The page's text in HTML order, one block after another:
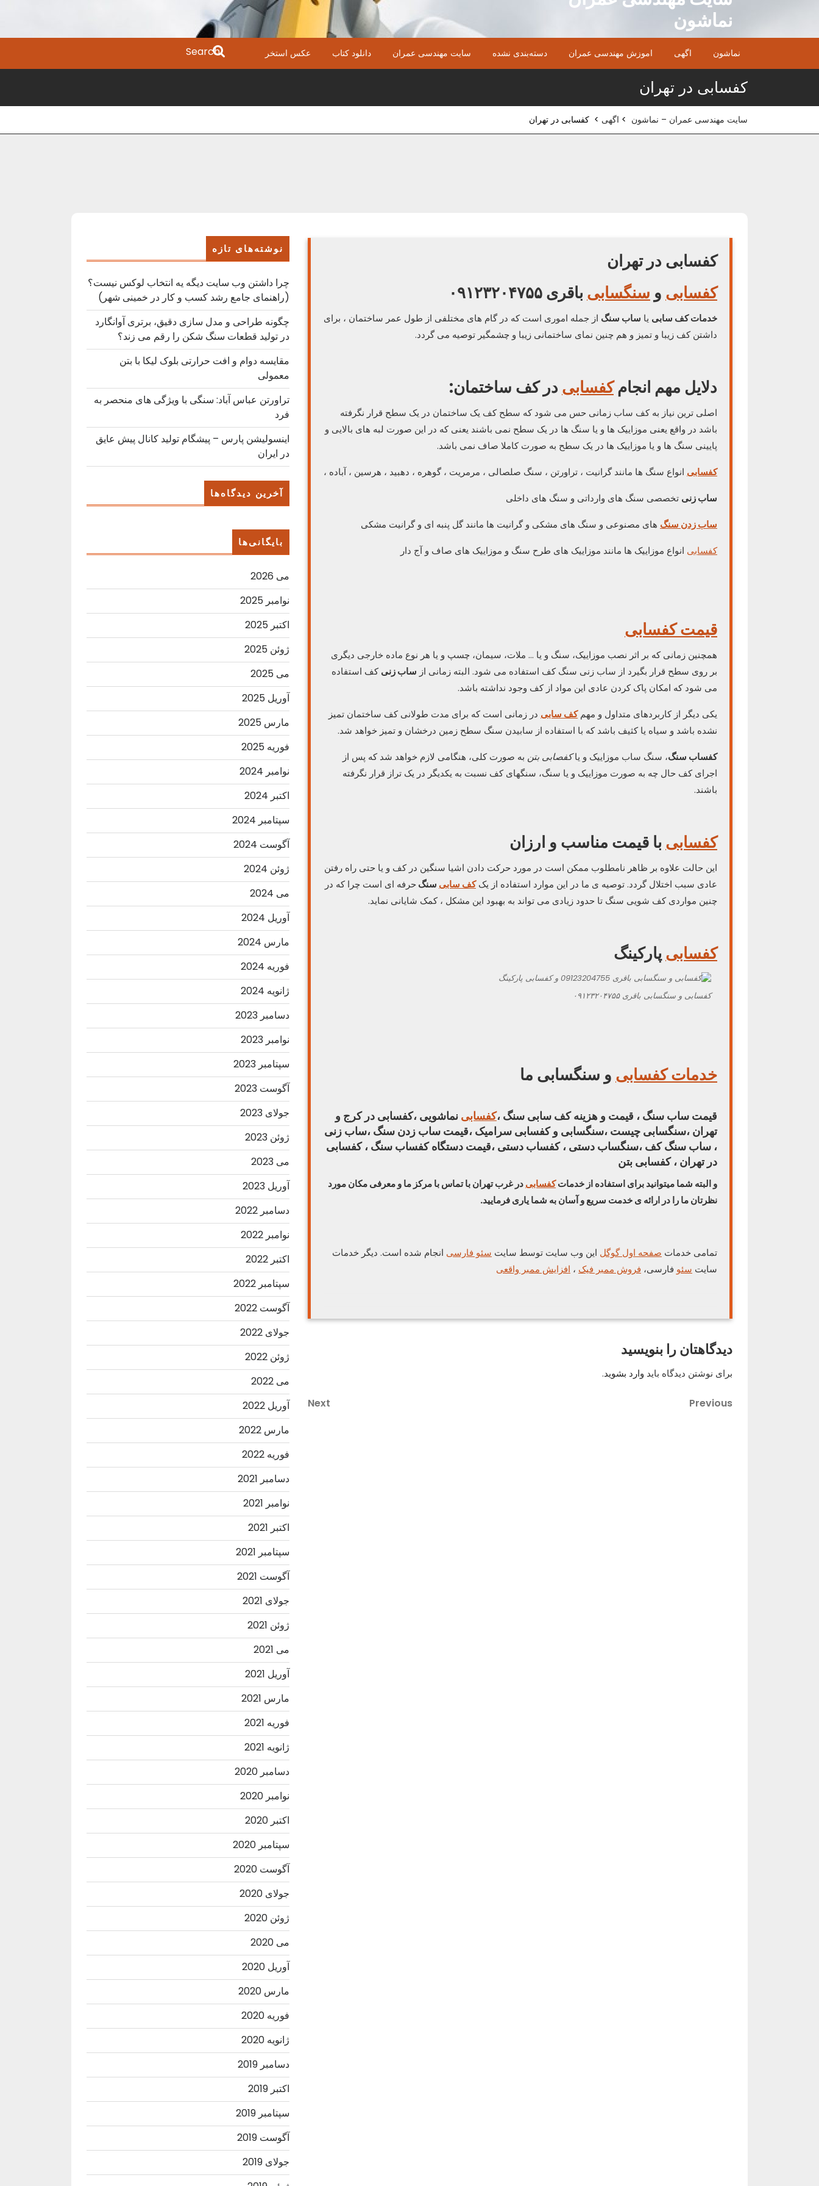
content
نماشون
نماشون اگهی اموزش مهندسی عمران دسته‌بندی نشده سایت مهندسی عمران دانلود کتاب عکس استخر
Search
for:
کفسابی در تهران
سایت مهندسی عمران – نماشون > اگهی > کفسابی در تهران
کفسابی در تهران
کفسابی و سنگسابی باقری ۰۹۱۲۳۲۰۴۷۵۵
خدمات کف سابی یا ساب سنگ از جمله اموری است که در گام های مختلفی از طول عمر ساختمان ، برای
داشتن کف زیبا و تمیز و هم چنین نمای ساختمانی زیبا و چشمگیر توصیه می گردد.
دلایل مهم انجامکفسابیدر کف ساختمان:
اصلی ترین نیاز به کف ساب زمانی حس می شود که سطح کف یک ساختمان در یک سطح قرار نگرفته
باشد در واقع یعنی موزاییک ها و یا سنگ ها در یک سطح نمی باشند یعنی که در این صورت لبه های بالایی و
پایینی سنگ ها و یا موزاییک ها در یک سطح به صورت کاملا صاف نمی باشد.
کفسابی انواع سنگ ها مانند گرانیت ، تراورتن ، سنگ صلصالی ، مرمریت ، گوهره ، دهبید ، هرسین ، آباده ،
ساب زنی تخصصی سنگ های وارداتی و سنگ های داخلی
ساب زدن سنگ های مصنوعی و سنگ های مشکی و گرانیت ها مانند گل پنبه ای و گرانیت مشکی
کفسابی انواع موزاییک ها مانند موزاییک های طرح سنگ و موزاییک های صاف و آج دار
قیمت کفسابی
همچنین زمانی که بر اثر نصب موزاییک، سنگ و یا … ملات، سیمان، چسپ و یا هر نوع ماده خارجی دیگری
بر روی سطح قرار بگیرد از ساب زنی سنگ کف استفاده می شود. البته زمانی از ساب زنیکف استفاده
می شود که امکان پاک کردن عادی این مواد از کف وجود نداشته باشد.
یکی دیگر از کاربردهای متداول و مهمکف سابی در زمانی است که برای مدت طولانی کف ساختمان تمیز
نشده باشد و سیاه یا کثیف باشد که با استفاده از سابیدن سنگ سطح زمین درخشان و تمیز خواهد شد.
کفساب سنگ، سنگ ساب موزاییک و یاکفصابی بتن به صورت کلی، هنگامی لازم خواهد شد که پس از
اجرای کف حال چه به صورت موزاییک و یا سنگ، سنگهای کف نسبت به یکدیگر در یک تراز قرار نگرفته
باشند.
کفسابی با قیمت مناسب و ارزان
این حالت علاوه بر ظاهر نامطلوب ممکن است در مورد حرکت دادن اشیا سنگین در کف و یا حتی راه رفتن
عادی سبب اختلال گردد. توصیه ی ما در این موارد استفاده از یککف سابی سنگ حرفه ای است چرا که در
چنین مواردی کف شویی سنگ تا حدود زیادی می تواند به بهبود این مشکل ، کمک شایانی نماید.
کفسابیپارکینگ
کفسابی و سنگسابی باقری ۰۹۱۲۳۲۰۴۷۵۵
خدمات کفسابی و سنگسابی ما
قیمت ساب سنگ ، قیمت و هزینه کف سابی سنگ ،کفسابی نماشویی ،کفسابی در کرج و
تهران ،سنگسابی چیست ،سنگسابی و کفسابی سرامیک ،قیمت ساب زدن سنگ ،ساب زنی
، ساب سنگ کف ،سنگساب دستی ، کفساب دستی ،قیمت دستگاه کفساب سنگ ، کفسابی
در تهران ، کفسابی بتن
و البته شما میتوانید برای استفاده از خدماتکفسابیدر غرب تهران با تماس با مرکز ما و معرفی مکان مورد
نظرتان ما را در ارائه ی خدمت سریع و آسان به شما یاری فرمایید.
تمامی خدمات صفحه اول گوگل این وب سایت توسط سایت سئو فارسی انجام شده است. دیگر خدمات
سایت سئو فارسی، فروش ممبر فیک ، افزایش ممبر واقعی
دیدگاهتان را بنویسید
برای نوشتن دیدگاه باید وارد بشوید.
راهبری
Previous
Previous
Next
Post
Next
نوشته‌های تازه
چرا داشتن وب سایت دیگه یه انتخاب لوکس نیست؟
(راهنمای جامع رشد کسب ‌و کار در خمینی ‌شهر)
چگونه طراحی و مدل سازی دقیق، برتری آوانگارد
در تولید قطعات سنگ شکن را رقم می زند؟
مقایسه دوام و افت حرارتی بلوک لیکا با بتن
معمولی
تراورتن عباس آباد: سنگی با ویژگی های منحصر به
فرد
اینسولیشن پارس – پیشگام تولید کانال پیش عایق
در ایران
آخرین دیدگاه‌ها
بایگانی‌ها
می 2026
نوامبر 2025
اکتبر 2025
ژوئن 2025
می 2025
آوریل 2025
مارس 2025
فوریه 2025
نوامبر 2024
اکتبر 2024
سپتامبر 2024
آگوست 2024
ژوئن 2024
می 2024
آوریل 2024
مارس 2024
فوریه 2024
ژانویه 2024
دسامبر 2023
نوامبر 2023
سپتامبر 2023
آگوست 2023
جولای 2023
ژوئن 2023
می 2023
آوریل 2023
دسامبر 2022
نوامبر 2022
اکتبر 2022
سپتامبر 2022
آگوست 2022
جولای 2022
ژوئن 2022
می 2022
آوریل 2022
مارس 2022
فوریه 2022
دسامبر 2021
نوامبر 2021
اکتبر 2021
سپتامبر 2021
آگوست 2021
جولای 2021
ژوئن 2021
می 2021
آوریل 2021
مارس 2021
فوریه 2021
ژانویه 2021
دسامبر 2020
نوامبر 2020
اکتبر 2020
سپتامبر 2020
آگوست 2020
جولای 2020
ژوئن 2020
می 2020
آوریل 2020
مارس 2020
فوریه 2020
ژانویه 2020
دسامبر 2019
اکتبر 2019
سپتامبر 2019
آگوست 2019
جولای 2019